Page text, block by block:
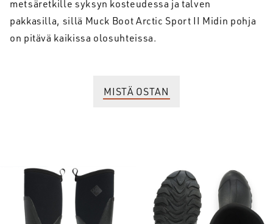
metsäretkille syksyn kosteudessa ja talven
pakkasilla, sillä Muck Boot Arctic Sport II Midin pohja
on pitävä kaikissa olosuhteissa.
MISTÄ OSTAN